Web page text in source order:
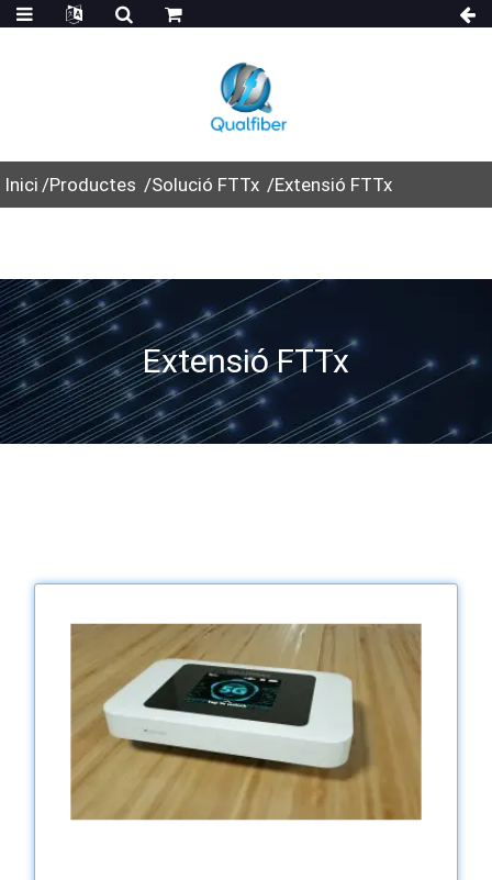
Inici Productes Solució FTTx Extensió FTTx
Extensió FTTx